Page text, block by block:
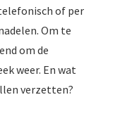
of per
Om te
om de
weer. En wat
verzetten?